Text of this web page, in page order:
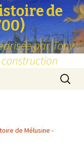
de
par Tony
de Mélusine -